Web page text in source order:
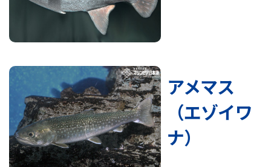
アメマス
（エゾイワ
ナ）